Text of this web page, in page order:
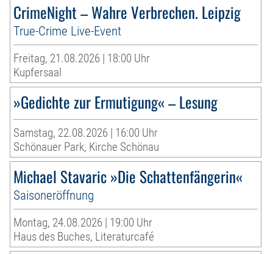
CrimeNight – Wahre Verbrechen. Leipzig
True-Crime Live-Event
Freitag, 21.08.2026 | 18:00 Uhr
Kupfersaal
»Gedichte zur Ermutigung« – Lesung
Samstag, 22.08.2026 | 16:00 Uhr
Schönauer Park, Kirche Schönau
Michael Stavaric »Die Schattenfängerin«
Saisoneröffnung
Montag, 24.08.2026 | 19:00 Uhr
Haus des Buches, Literaturcafé